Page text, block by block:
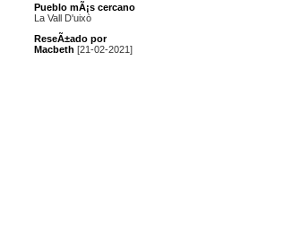
Pueblo mÃ¡s cercano
La Vall D'uixò
ReseÃ±ado por
Macbeth [21-02-2021]